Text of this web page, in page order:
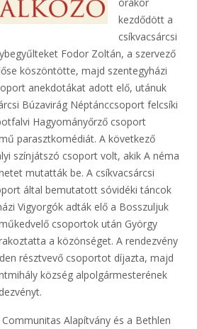
kezdődött a
csíkvacsárcsi
Fodor Zoltán, a szervező
köszöntötte, majd szentegyházi
anekdotákat adott elő, utánuk
Búzavirág Néptánccsoport felcsíki
Hagyományőrző csoport
parasztkomédiát. A következő
színjátszó csoport volt, akik A néma
mutatták be. A csíkvacsárcsi
által bemutatott sóvidéki táncok
Vigyorgók adták elő a Bosszuljuk
csoportok után György
a közönséget. A rendezvény
résztvevő csoportot díjazta, majd
község alpolgármesterének
Alapítvány és a Bethlen